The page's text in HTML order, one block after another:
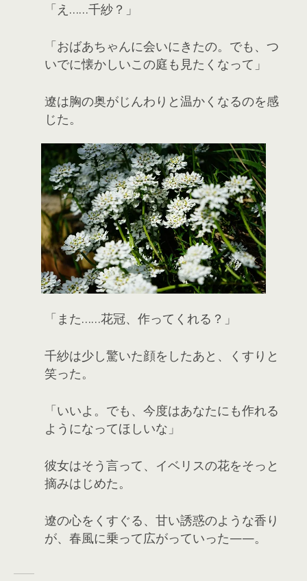
「え……千紗？」
「おばあちゃんに会いにきたの。でも、つ
いでに懐かしいこの庭も見たくなって」
遼は胸の奥がじんわりと温かくなるのを感
じた。
「また……花冠、作ってくれる？」
千紗は少し驚いた顔をしたあと、くすりと
笑った。
「いいよ。でも、今度はあなたにも作れる
ようになってほしいな」
彼女はそう言って、イベリスの花をそっと
摘みはじめた。
遼の心をくすぐる、甘い誘惑のような香り
が、春風に乗って広がっていった——。